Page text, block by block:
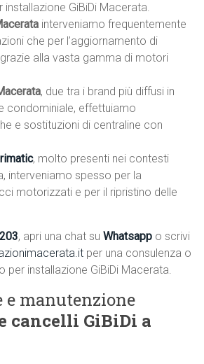
installazione GiBiDi Macerata.
interveniamo frequentemente
che per l’aggiornamento di
alla vasta gamma di motori
, due tra i brand più diffusi in
condominiale, effettuiamo
e sostituzioni di centraline con
, molto presenti nei contesti
interveniamo spesso per la
motorizzati e per il ripristino delle
, apri una chat suWhatsapp o scrivi
per una consulenza o
per installazione GiBiDi Macerata.
manutenzione
cancelli GiBiDi a